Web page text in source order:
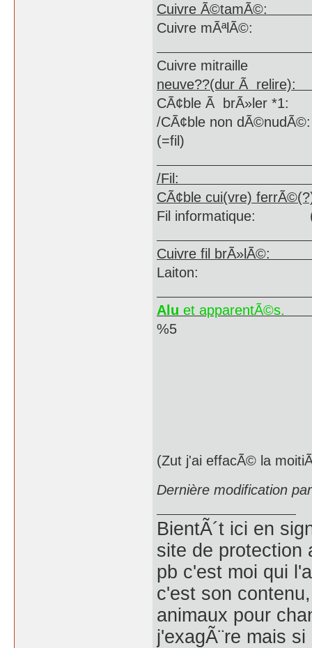
Cuivre
Cuivre
Cuivre
CÃ¢ble Ã brÃ»ler
/CÃ¢ble non
(=fil)
/
CÃ¢ble
Fil informatique:
Cuivre fil
Laiton:
Alu et apparentÃ©s.
%5
(Zut j'ai effacÃ© la
Dernière modification
BientÃ´t ici en
site de protection
pb c'est moi qui
c'est son
animaux pour
j'exagÃ¨re mais si